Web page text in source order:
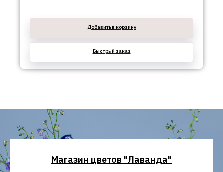
Добавить в корзину
Быстрый заказ
Магазин цветов "Лаванда"